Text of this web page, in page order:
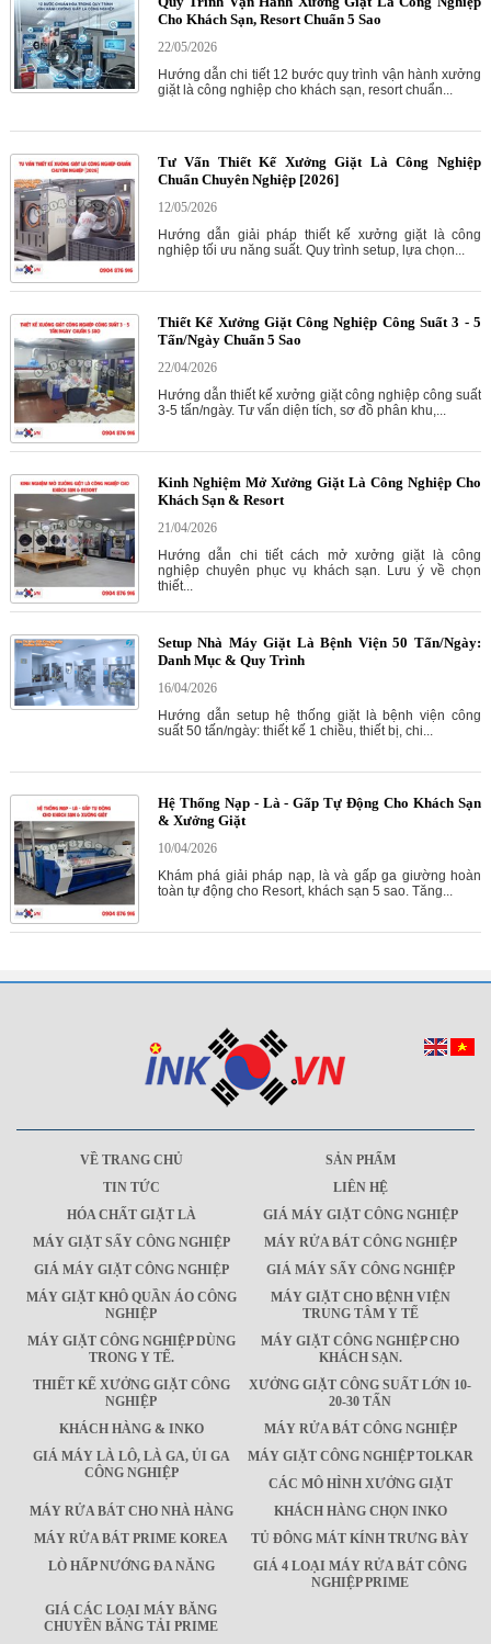
Cho Khách Sạn, Resort Chuẩn 5 Sao
22/05/2026
Hướng dẫn chi tiết 12 bước quy trình vận hành xưởng
giặt là công nghiệp cho khách sạn, resort chuẩn...
Tư Vấn Thiết Kế Xưởng Giặt Là Công Nghiệp
Chuẩn Chuyên Nghiệp [2026]
12/05/2026
Hướng dẫn giải pháp thiết kế xưởng giặt là công
nghiệp tối ưu năng suất. Quy trình setup, lựa chọn...
Thiết Kế Xưởng Giặt Công Nghiệp Công Suất 3 - 5
Tấn/Ngày Chuẩn 5 Sao
22/04/2026
Hướng dẫn thiết kế xưởng giặt công nghiệp công suất
3-5 tấn/ngày. Tư vấn diện tích, sơ đồ phân khu,...
Kinh Nghiệm Mở Xưởng Giặt Là Công Nghiệp Cho
Khách Sạn & Resort
21/04/2026
Hướng dẫn chi tiết cách mở xưởng giặt là công
nghiệp chuyên phục vụ khách sạn. Lưu ý về chọn
thiết...
Setup Nhà Máy Giặt Là Bệnh Viện 50 Tấn/Ngày:
Danh Mục & Quy Trình
16/04/2026
Hướng dẫn setup hệ thống giặt là bệnh viện công
suất 50 tấn/ngày: thiết kế 1 chiều, thiết bị, chi...
Hệ Thống Nạp - Là - Gấp Tự Động Cho Khách Sạn
& Xưởng Giặt
10/04/2026
Khám phá giải pháp nạp, là và gấp ga giường hoàn
toàn tự động cho Resort, khách sạn 5 sao. Tăng...
VỀ TRANG CHỦ
SẢN PHẨM
TIN TỨC
LIÊN HỆ
HÓA CHẤT GIẶT LÀ
GIÁ MÁY GIẶT CÔNG NGHIỆP
MÁY GIẶT SẤY CÔNG NGHIỆP
MÁY RỬA BÁT CÔNG NGHIỆP
GIÁ MÁY GIẶT CÔNG NGHIỆP
GIÁ MÁY SẤY CÔNG NGHIỆP
MÁY GIẶT KHÔ QUẦN ÁO CÔNG
NGHIỆP
MÁY GIẶT CHO BỆNH VIỆN
TRUNG TÂM Y TẾ
MÁY GIẶT CÔNG NGHIỆP DÙNG
TRONG Y TẾ.
MÁY GIẶT CÔNG NGHIỆP CHO
KHÁCH SẠN.
THIẾT KẾ XƯỞNG GIẶT CÔNG
NGHIỆP
XƯỞNG GIẶT CÔNG SUẤT LỚN 10-
20-30 TẤN
KHÁCH HÀNG & INKO
MÁY RỬA BÁT CÔNG NGHIỆP
GIÁ MÁY LÀ LÔ, LÀ GA, ỦI GA
CÔNG NGHIỆP
MÁY GIẶT CÔNG NGHIỆP TOLKAR
CÁC MÔ HÌNH XƯỞNG GIẶT
MÁY RỬA BÁT CHO NHÀ HÀNG
KHÁCH HÀNG CHỌN INKO
MÁY RỬA BÁT PRIME KOREA
TỦ ĐÔNG MÁT KÍNH TRƯNG BÀY
LÒ HẤP NƯỚNG ĐA NĂNG
GIÁ 4 LOẠI MÁY RỬA BÁT CÔNG
NGHIỆP PRIME
GIÁ CÁC LOẠI MÁY BĂNG
CHUYỀN BĂNG TẢI PRIME